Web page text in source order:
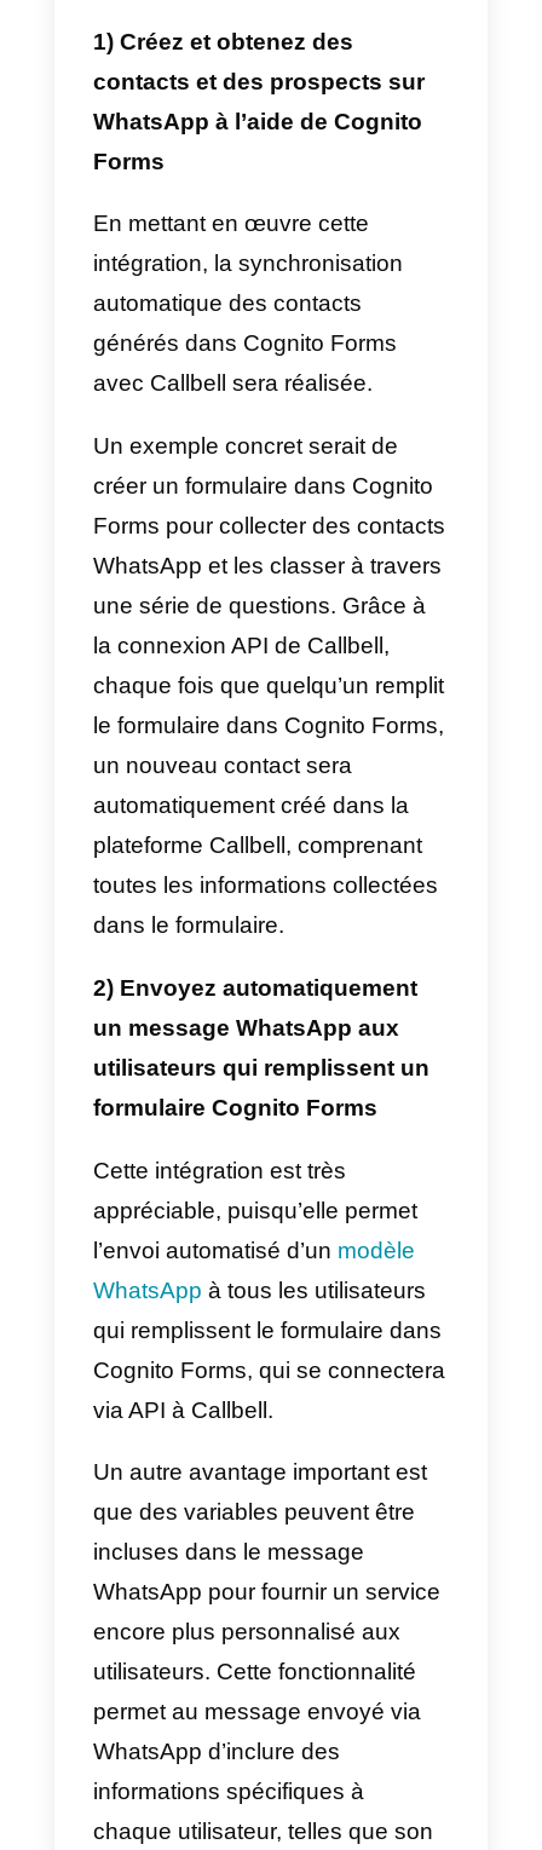
performances de l’équipe, les
mesures de conversation et
l’efficacité des stratégies de
communication utilisées.
Comment intégrer
WhatsApp à Cognito
Forms – Méthode
principale
Si vous ne l’avez pas déjà fait,
vous devez d’abord:
1) Créer un compte Callbell
intégrer API de WhatsApp
Business
2) Créer un compteCognito
Forms.
Après avoir terminé le processus
de configuration, vous aurez
accès auDocumentation de l’API
Callbell
pour intégrer votre
compte WhatsApp professionnel
à Cognito Forms selon vos
besoins.
Il existe plusieurs exemples de la
peut améliorer vos processus
métier :
1) Créez et obtenez des
contacts et des prospects sur
WhatsApp à l’aide de Cognito
Forms
En mettant en œuvre cette